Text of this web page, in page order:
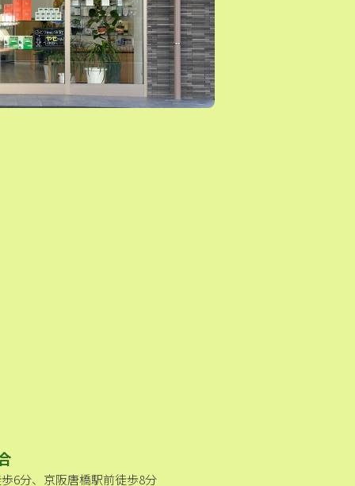
6分、京阪唐橋駅前徒歩8分